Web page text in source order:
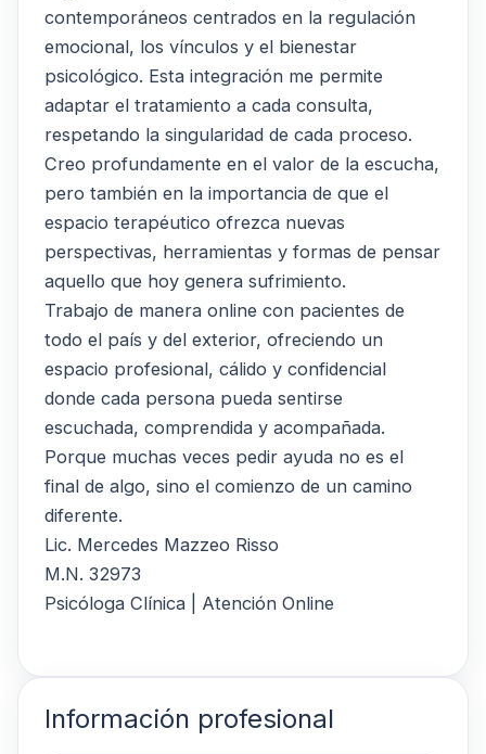
contemporáneos centrados en la regulación
emocional, los vínculos y el bienestar
psicológico. Esta integración me permite
adaptar el tratamiento a cada consulta,
respetando la singularidad de cada proceso.
Creo profundamente en el valor de la escucha,
pero también en la importancia de que el
espacio terapéutico ofrezca nuevas
perspectivas, herramientas y formas de pensar
aquello que hoy genera sufrimiento.
Trabajo de manera online con pacientes de
todo el país y del exterior, ofreciendo un
espacio profesional, cálido y confidencial
donde cada persona pueda sentirse
escuchada, comprendida y acompañada.
Porque muchas veces pedir ayuda no es el
final de algo, sino el comienzo de un camino
diferente.
Lic. Mercedes Mazzeo Risso
M.N. 32973
Psicóloga Clínica | Atención Online
Información profesional